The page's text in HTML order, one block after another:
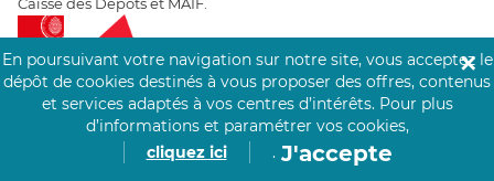
EXPERTS À VOTRE ÉCOUTE
Un besoin de recrutement ? Click&Care vous accompagne par
En poursuivant votre navigation sur notre site, vous acceptez le
dépôt de cookies destinés à vous proposer des offres, contenus
et services adaptés à vos centres d’intérêts. Pour plus
d’informations et paramétrer vos cookies,
cliquez ici
. J'accepte
✕